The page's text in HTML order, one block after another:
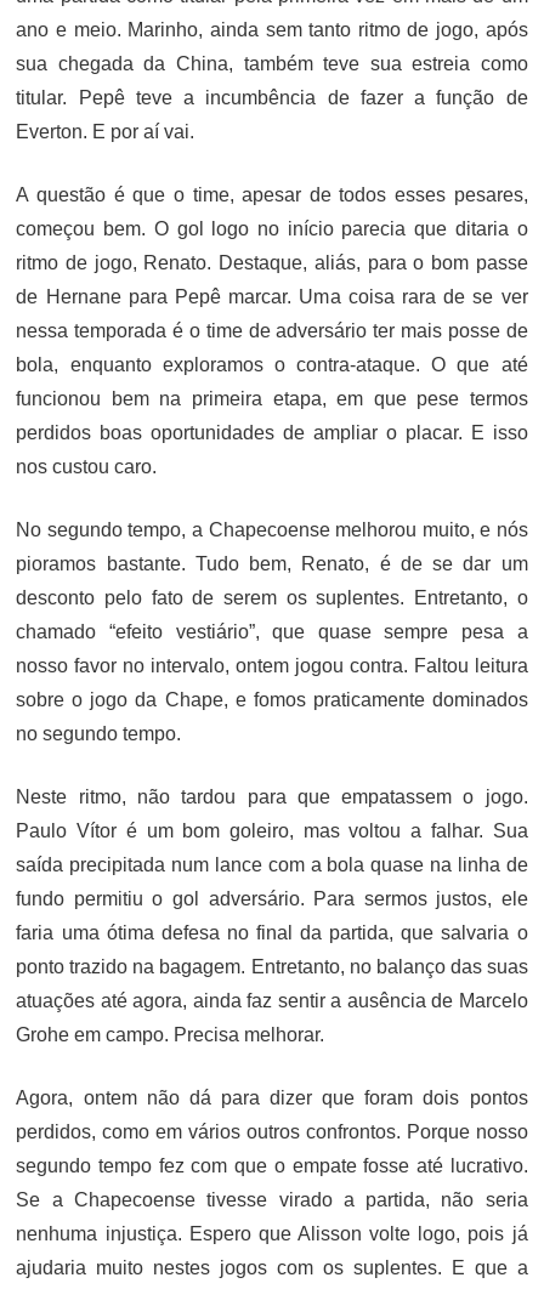
ano e meio. Marinho, ainda sem tanto ritmo de jogo, após
sua chegada da China, também teve sua estreia como
titular. Pepê teve a incumbência de fazer a função de
Everton. E por aí vai.
A questão é que o time, apesar de todos esses pesares,
começou bem. O gol logo no início parecia que ditaria o
ritmo de jogo, Renato. Destaque, aliás, para o bom passe
de Hernane para Pepê marcar. Uma coisa rara de se ver
nessa temporada é o time de adversário ter mais posse de
bola, enquanto exploramos o contra-ataque. O que até
funcionou bem na primeira etapa, em que pese termos
perdidos boas oportunidades de ampliar o placar. E isso
nos custou caro.
No segundo tempo, a Chapecoense melhorou muito, e nós
pioramos bastante. Tudo bem, Renato, é de se dar um
desconto pelo fato de serem os suplentes. Entretanto, o
chamado “efeito vestiário”, que quase sempre pesa a
nosso favor no intervalo, ontem jogou contra. Faltou leitura
sobre o jogo da Chape, e fomos praticamente dominados
no segundo tempo.
Neste ritmo, não tardou para que empatassem o jogo.
Paulo Vítor é um bom goleiro, mas voltou a falhar. Sua
saída precipitada num lance com a bola quase na linha de
fundo permitiu o gol adversário. Para sermos justos, ele
faria uma ótima defesa no final da partida, que salvaria o
ponto trazido na bagagem. Entretanto, no balanço das suas
atuações até agora, ainda faz sentir a ausência de Marcelo
Grohe em campo. Precisa melhorar.
Agora, ontem não dá para dizer que foram dois pontos
perdidos, como em vários outros confrontos. Porque nosso
segundo tempo fez com que o empate fosse até lucrativo.
Se a Chapecoense tivesse virado a partida, não seria
nenhuma injustiça. Espero que Alisson volte logo, pois já
ajudaria muito nestes jogos com os suplentes. E que a